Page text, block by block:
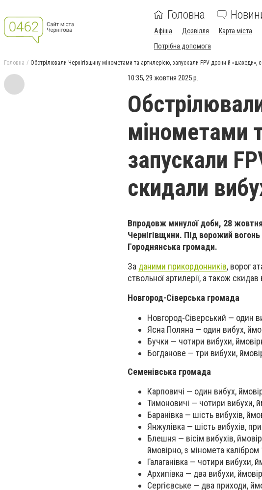
Головна
Афіша Дозвілля Карта міста
Потрібна допомога
Головна Обстрілювали Чернігівщину мінометами та артилерією, запускали FPV-дрони й «шахеди»,
10:35, 29 жовтня 2025 р.
мінометами
запускали
скидали
Впродовж минулої доби, 28
Чернігівщини. Під ворожий
Городнянська громади.
За даними прикордонників, ворог
ствольної артилерії, а також
Новгород-Сіверська громада
Новгород-Сіверський — один
Ясна Поляна — один вибух,
Бучки — чотири вибухи,
Богданове — три вибухи,
Семенівська громада
Карповичі — один вибух,
Тимоновичі — чотири вибухи,
Баранівка — шість вибухів,
Янжулівка — шість вибухів,
Блешня — вісім вибухів,
ймовірно, з міномета
Галаганівка — чотири вибухи,
Архипівка — два вибухи,
Сергієвське — два приходи,